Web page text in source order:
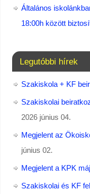
Általános
18:00h között
Legutóbbi hírek
Szakiskola + KF
Szakiskolai
2026 június 04.
Megjelent az
június 02.
Megjelent a KPK
Szakiskolai és KF